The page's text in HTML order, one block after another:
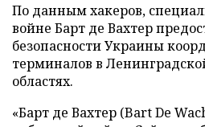
По данным хакеров,
войне Барт де Вахтер
безопасности Украины
терминалов в
областях.
«Барт де Вахтер (Bart De